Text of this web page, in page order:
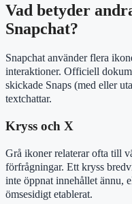
Vad betyder
Snapchat?
Snapchat använder flera
interaktioner. Officiell
skickade Snaps (med eller
textchattar.
Kryss och X
Grå ikoner relaterar ofta till
förfrågningar. Ett kryss
inte öppnat innehållet ännu,
ömsesidigt etablerat.